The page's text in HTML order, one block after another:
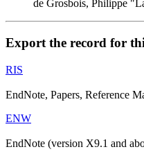
de Grosbois, Philippe
Export the record for
RIS
EndNote, Papers, Reference
ENW
EndNote (version X9.1 and